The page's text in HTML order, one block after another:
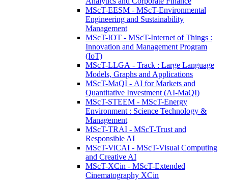
MScT-EESM - MScT-Environmental
Engineering and Sustainability
Management
MScT-IOT - MScT-Internet of Things :
Innovation and Management Program
(IoT)
MScT-LLGA - Track : Large Language
Models, Graphs and Applications
MScT-MaQI - AI for Markets and
Quantitative Investment (AI-MaQI)
MScT-STEEM - MScT-Energy
Environment : Science Technology &
Management
MScT-TRAI - MScT-Trust and
Responsible AI
MScT-ViCAI - MScT-Visual Computing
and Creative AI
MScT-XCin - MScT-Extended
Cinematography XCin